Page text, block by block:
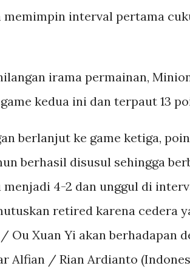
memimpin interval pertama
irama permainan,
kedua ini dan terpaut 13
berlanjut ke game ketiga,
berhasil disusul sehingga
4-2 dan unggul di
retired karena cedera
Ou Xuan Yi akan berhadapan
Alfian / Rian Ardianto